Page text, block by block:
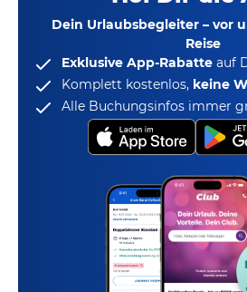
Dein Urlaubsbegleiter – vor
Reise
Exklusive App-Rabatte auf
Komplett kostenlos, keine
Alle Buchungsinfos immer